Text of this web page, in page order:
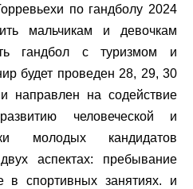
по гандболу 2024
мальчикам и девочкам
гандбол с туризмом и
будет проведен 28, 29, 30
направлен на содействие
человеческой и
молодых кандидатов
аспектах: пребывание
в спортивных занятиях. и